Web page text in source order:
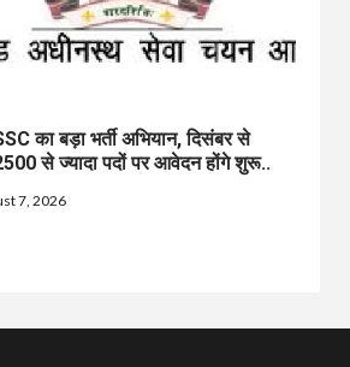
का बड़ा भर्ती अभियान, दिसंबर से
से ज्यादा पदों पर आवेदन होंगे शुरू..
7, 2026